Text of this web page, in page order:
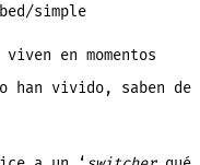
simple
en momentos
han vivido, saben de